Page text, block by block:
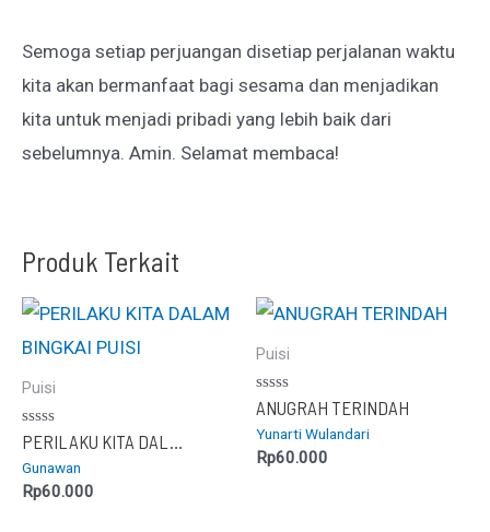
Semoga setiap perjuangan disetiap perjalanan waktu
kita akan bermanfaat bagi sesama dan menjadikan
kita untuk menjadi pribadi yang lebih baik dari
sebelumnya. Amin. Selamat membaca!
Produk Terkait
Puisi
Dinilai
0
dari
5
PERILAKU KITA DALAM BINGKAI PUISI
Gunawan
Rp60.000
Puisi
Dinilai
0
dari
5
ANUGRAH TERINDAH
Yunarti Wulandari
Rp60.000